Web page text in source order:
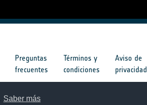
Saber más
Preguntas
frecuentes
Términos y
condiciones
Aviso de
privacidad